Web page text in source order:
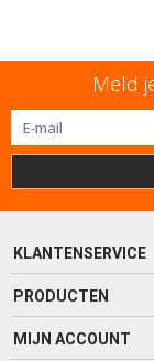
Meld
KLANTENSERVICE
PRODUCTEN
MIJN ACCOUNT